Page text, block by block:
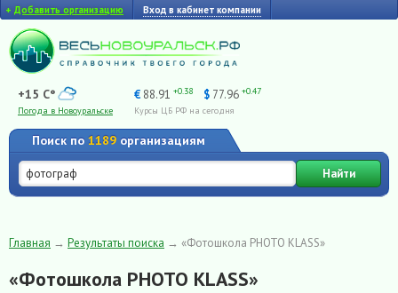
+ Добавить организацию Вход в кабинет компании
+15 C°
Погода в Новоуральске
€ 88.91 +0.38 $ 77.96 +0.47
Курсы ЦБ РФ на сегодня
Поиск по 1189 организациям
Найти
Главная → Результаты поиска → «Фотошкола PHOTO KLASS»
«Фотошкола PHOTO KLASS»